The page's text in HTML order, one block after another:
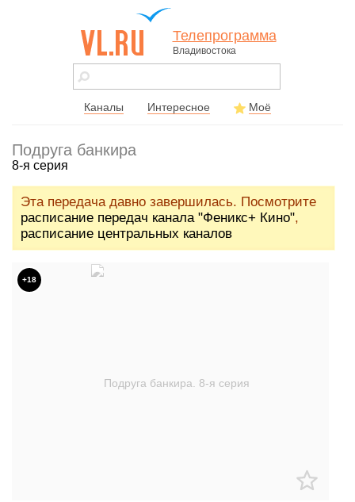
vl.ru - сайт
города
Телепрограмма
Владивостока
Каналы Интересное Моё
Подруга банкира
8-я серия
Эта передача давно завершилась. Посмотрите
расписание передач канала "Феникс+ Кино",
расписание центральных каналов
+18